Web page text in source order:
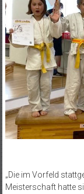
„Die im Vorfeld
Meisterschaft hatte